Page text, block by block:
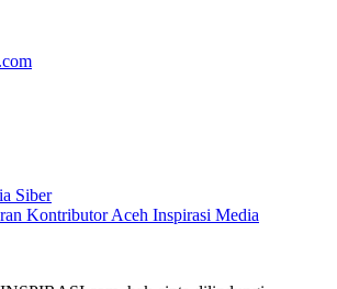
Siber
Kontributor Aceh Inspirasi Media